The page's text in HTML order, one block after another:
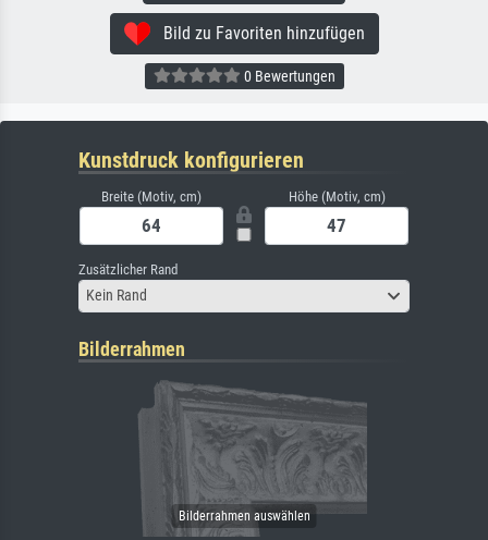
Bild zu Favoriten hinzufügen
0 Bewertungen
Kunstdruck konfigurieren
Breite (Motiv, cm) Höhe (Motiv, cm)
Zusätzlicher Rand
Kein Rand
Bilderrahmen